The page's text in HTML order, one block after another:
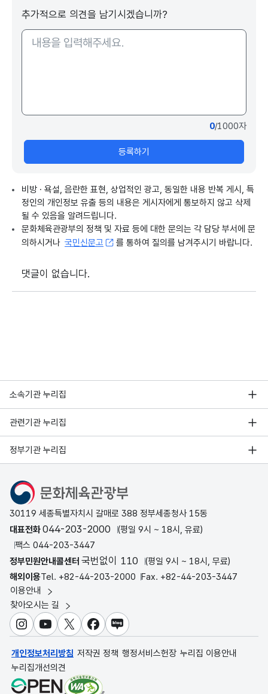
추가적으로 의견을 남기시겠습니까?
0/1000자
등록하기
비방 · 욕설, 음란한 표현, 상업적인 광고, 동일한 내용 반복 게시, 특
정인의 개인정보 유출 등의 내용은 게시자에게 통보하지 않고 삭제
될 수 있음을 알려드립니다.
문화체육관광부의 정책 및 자료 등에 대한 문의는 각 담당 부서에 문
의하시거나 국민신문고 를 통하여 질의를 남겨주시기 바랍니다.
댓글이 없습니다.
소속기관 누리집
관련기관 누리집
정부기관 누리집
문화체육관광부
30119 세종특별자치시 갈매로 388 정부세종청사 15동
대표전화044-203-2000
(평일 9시 ~ 18시, 유료)
팩스 044-203-3447
정부민원안내콜센터 국번없이 110
(평일 9시 ~ 18시, 무료)
해외이용Tel. +82-44-203-2000 Fax. +82-44-203-3447
이용안내
찾아오시는 길
인스타그램
유튜브X 페이스북
블로그
개인정보처리방침 저작권 정책 행정서비스헌장 누리집 이용안내
누리집개선의견